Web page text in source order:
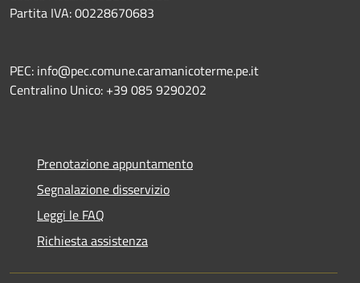
Partita IVA: 00228670683
PEC: info@pec.comune.caramanicoterme.pe.it
Centralino Unico: +39 085 9290202
Prenotazione appuntamento
Segnalazione disservizio
Leggi le FAQ
Richiesta assistenza